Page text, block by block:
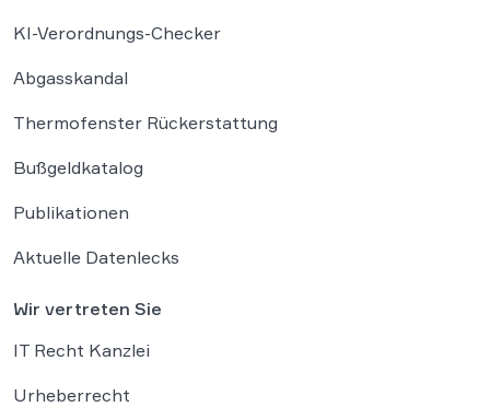
KI-Verordnungs-Checker
Abgasskandal
Thermofenster Rückerstattung
Bußgeldkatalog
Publikationen
Aktuelle Datenlecks
Wir vertreten Sie
IT Recht Kanzlei
Urheberrecht